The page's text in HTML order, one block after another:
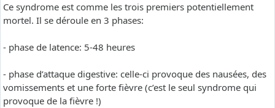
Ce syndrome est comme les trois premiers potentiellement
mortel. Il se déroule en 3 phases:
- phase de latence: 5-48 heures
- phase d’attaque digestive: celle-ci provoque des nausées, des
vomissements et une forte fièvre (c’est le seul syndrome qui
provoque de la fièvre !)